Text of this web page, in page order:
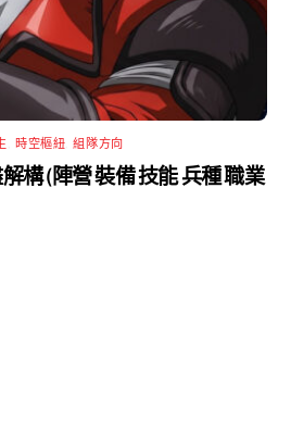
時空樞紐 ,組隊方向
構 (陣營 裝備 技能 兵種 職業